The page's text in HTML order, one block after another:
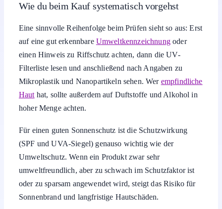
Wie du beim Kauf systematisch vorgehst
Eine sinnvolle Reihenfolge beim Prüfen sieht so aus: Erst
auf eine gut erkennbare Umweltkennzeichnungoder
einen Hinweis zu Riffschutz achten, dann die UV-
Filterliste lesen und anschließend nach Angaben zu
Mikroplastik und Nanopartikeln sehen. Wer empfindliche
Haut hat, sollte außerdem auf Duftstoffe und Alkohol in
hoher Menge achten.
Für einen guten Sonnenschutz ist die Schutzwirkung
(SPF und UVA-Siegel) genauso wichtig wie der
Umweltschutz. Wenn ein Produkt zwar sehr
umweltfreundlich, aber zu schwach im Schutzfaktor ist
oder zu sparsam angewendet wird, steigt das Risiko für
Sonnenbrand und langfristige Hautschäden.